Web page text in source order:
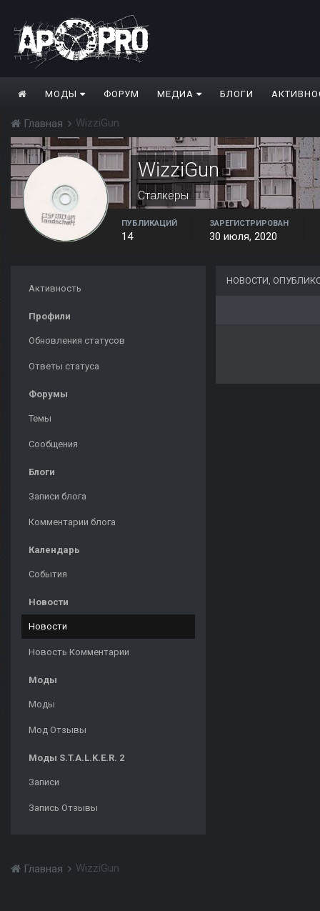
МОДЫ ФОРУМ МЕДИА БЛОГИ
Главная WizziGun
WizziGun
Сталкеры
ПУБЛИКАЦИЙ
14
ЗАРЕГИСТРИРОВАН
30 июля, 2020
Активность
Профили
Обновления статусов
Ответы статуса
Форумы
Темы
Сообщения
Блоги
Записи блога
Комментарии блога
Календарь
События
Новости
Новости
Новость Комментарии
Моды
Моды
Мод Отзывы
Моды S.T.A.L.K.E.R. 2
Записи
Запись Отзывы
НОВОСТИ,
Главная WizziGun